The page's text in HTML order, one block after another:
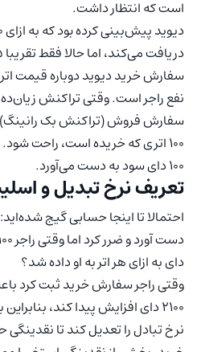
است که انتظار داشت.
سفارش خرید دیوید دوباره قیمت
نفع راجر است. وقتی تراکنش
سفارش فروش (تراکنش بک رانینگ)
۱۰۰ اتری که خریده است، راحت شود.
۱۰۰ دای سود به دست می‌آورد.
تعریف نرخ تبدیل و
احتمالا تا اینجا حسابی گیج
دای به ازای هر اتر به او داده شد؟
وقتی راجر سفارش خرید ثبت کرد
۲۱۰۰ دای افزایش پیدا کند،
نرخ تبادل را تعدیل کند تا